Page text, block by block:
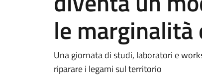
le marginalità
Una giornata di studi, laboratori e
riparare i legami sul territorio